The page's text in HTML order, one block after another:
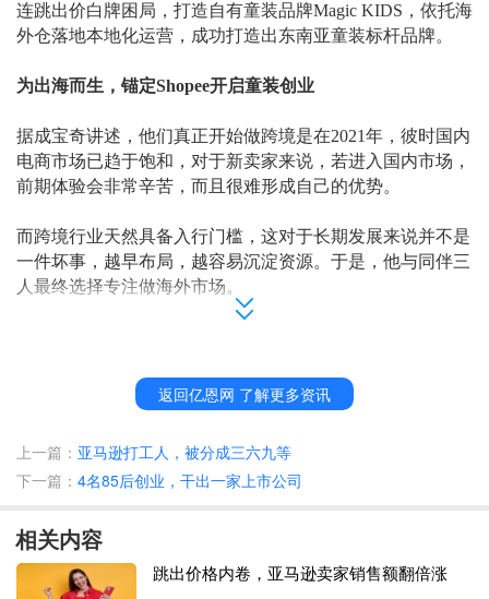
连跳出价白牌困局，打造自有童装品牌Magic KIDS，依托海
外仓落地本地化运营，成功打造出东南亚童装标杆品牌。
为出海而生，锚定Shopee开启童装创业
据成宝奇讲述，他们真正开始做跨境是在2021年，彼时国内
电商市场已趋于饱和，对于新卖家来说，若进入国内市场，
前期体验会非常辛苦，而且很难形成自己的优势。
而跨境行业天然具备入行门槛，这对于长期发展来说并不是
一件坏事，越早布局，越容易沉淀资源。于是，他与同伴三
人最终选择专注做海外市场。
增长，区域电商在整体零售中占比不足10%，每年线上化增
速接近20%，处在高速增量发展期。
在平台选择上，团队前期逐一调研了多家跨境平台，对比市
场体量、运营成本与发展潜力，最终将
成宝奇团队一致认为，既然要做，肯定优先选择当地最大的
电商平台。根据他们的调研数据，当时Shopee在东南亚所占
返回亿恩网 了解更多资讯
上一篇： 亚马逊打工人，被分成三六九等
下一篇： 4名85后创业，干出一家上市公司
相关内容
跳出价格内卷，亚马逊卖家销售额翻倍涨